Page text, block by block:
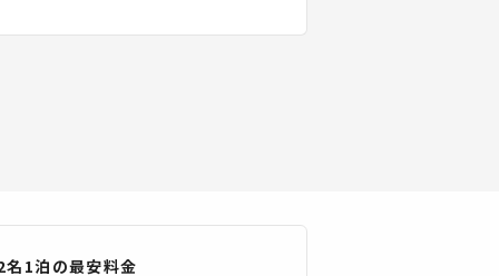
名 1泊の最安料金